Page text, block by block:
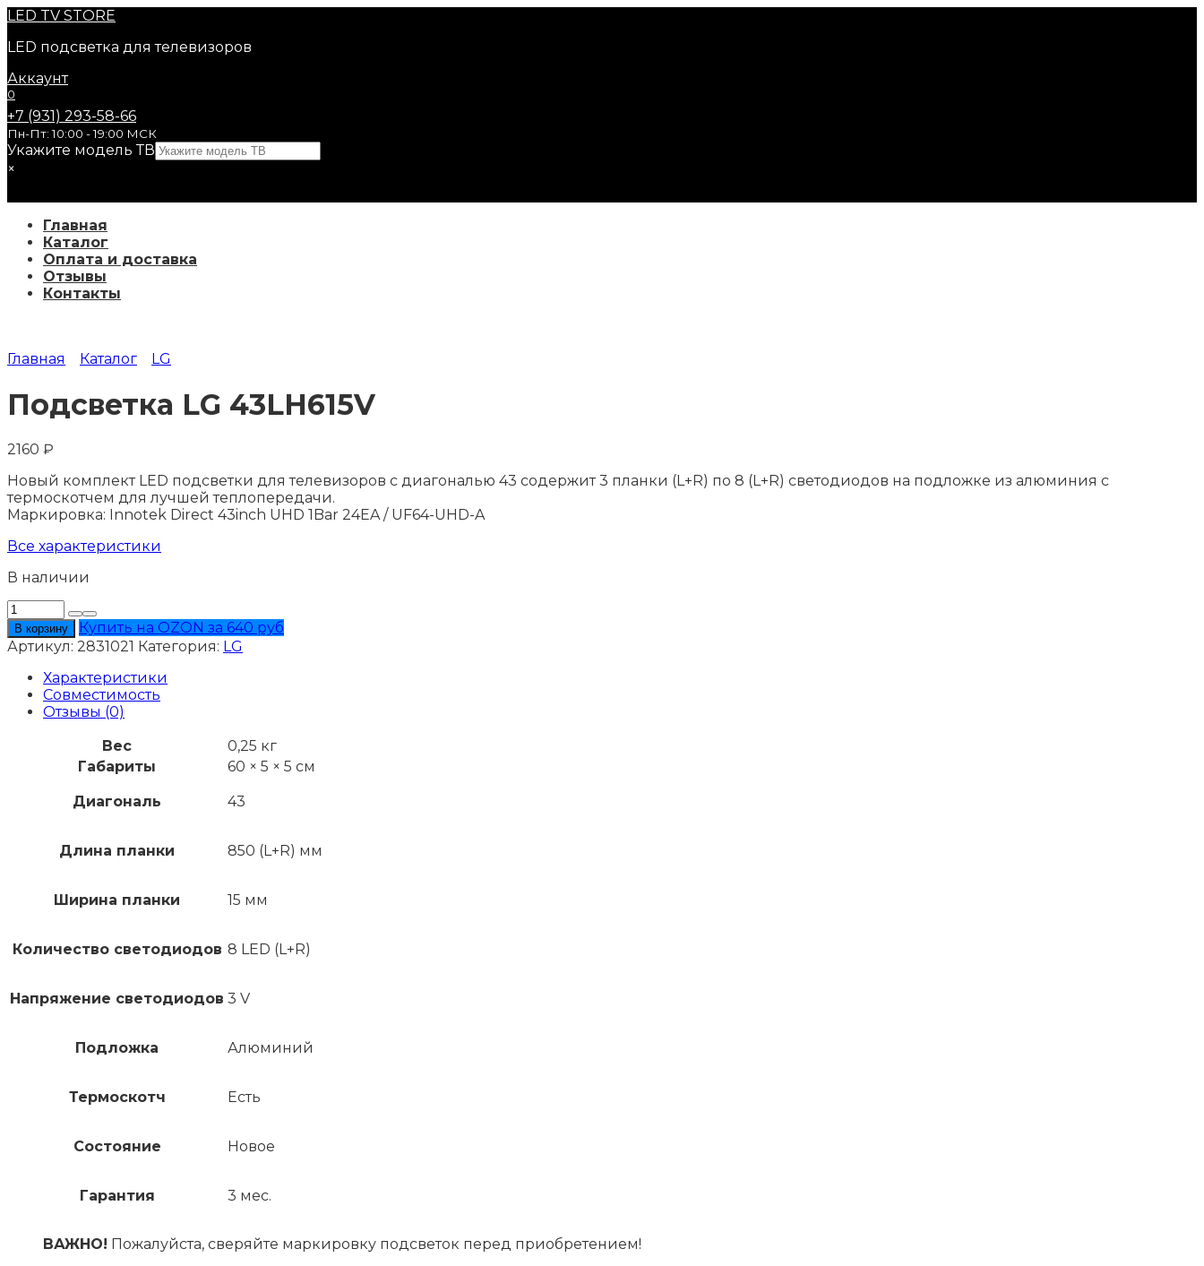
Перейти
содержанию
LED TV STORE
LED подсветка для телевизоров
Аккаунт
0
+7 (931) 293-58-66
Пн-Пт: 10:00 - 19:00 МСК
Укажите модель ТВ
×
Главная
Каталог
Оплата и доставка
Отзывы
Контакты
Главная Каталог LG
Подсветка LG 43LH615V
2160 ₽
Новый комплект LED подсветки для телевизоров с диагональю 43 содержит 3 планки (L+R) по 8 (L+R) светодиодов на подложке из алюминия с
термоскотчем для лучшей теплопередачи.
Маркировка: Innotek Direct 43inch UHD 1Bar 24EA / UF64-UHD-A
Все характеристики
В наличии
Количество
товара
Подсветка
LG
43LH615V
В корзину
Купить на OZON за 640 руб
Артикул: 2831021 Категория: LG
Характеристики
Совместимость
Отзывы (0)
Вес
0,25 кг
Габариты
60 × 5 × 5 см
Диагональ 43
Длина планки 850 (L+R) мм
Ширина планки 15 мм
Количество светодиодов 8 LED (L+R)
Напряжение светодиодов 3 V
Подложка Алюминий
Термоскотч Есть
Состояние Новое
Гарантия 3 мес.
ВАЖНО! Пожалуйста, сверяйте маркировку подсветок перед приобретением!